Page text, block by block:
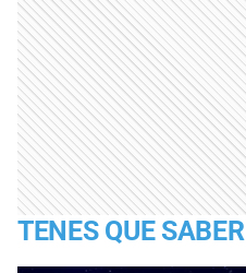
TENES QUE SABER